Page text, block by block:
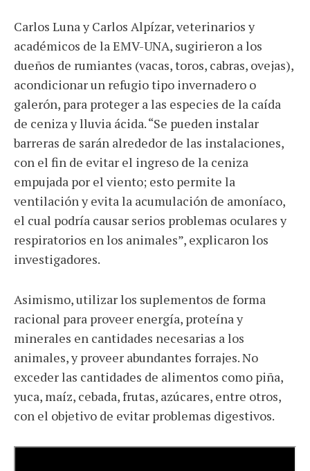
Carlos Luna y Carlos Alpízar, veterinarios y
académicos de la EMV-UNA, sugirieron a los
dueños de rumiantes (vacas, toros, cabras, ovejas),
acondicionar un refugio tipo invernadero o
galerón, para proteger a las especies de la caída
de ceniza y lluvia ácida. “Se pueden instalar
barreras de sarán alrededor de las instalaciones,
con el fin de evitar el ingreso de la ceniza
empujada por el viento; esto permite la
ventilación y evita la acumulación de amoníaco,
el cual podría causar serios problemas oculares y
respiratorios en los animales”, explicaron los
investigadores.
Asimismo, utilizar los suplementos de forma
racional para proveer energía, proteína y
minerales en cantidades necesarias a los
animales, y proveer abundantes forrajes. No
exceder las cantidades de alimentos como piña,
yuca, maíz, cebada, frutas, azúcares, entre otros,
con el objetivo de evitar problemas digestivos.